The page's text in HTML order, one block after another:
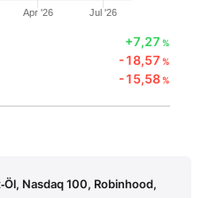
Apr '26 Jul '26
+7,27 %
-18,57 %
-15,58%
Nasdaq 100, Robinhood,